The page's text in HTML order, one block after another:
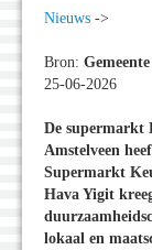
Nieuws ->
Bron:
25-06-2026
De supermarkt
Amstelveen
Supermarkt
Hava Yigit
lokaal en